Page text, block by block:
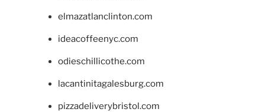
elmazatlanclinton.com
ideacoffeenyc.com
odieschillicothe.com
lacantinitagalesburg.com
pizzadeliverybristol.com